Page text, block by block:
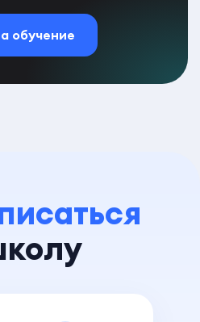
обучение